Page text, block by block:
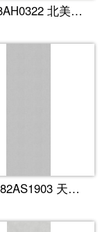
NFA08AH0322 北美橡木（拿铁色）
NMA682AS1903 天香麻影